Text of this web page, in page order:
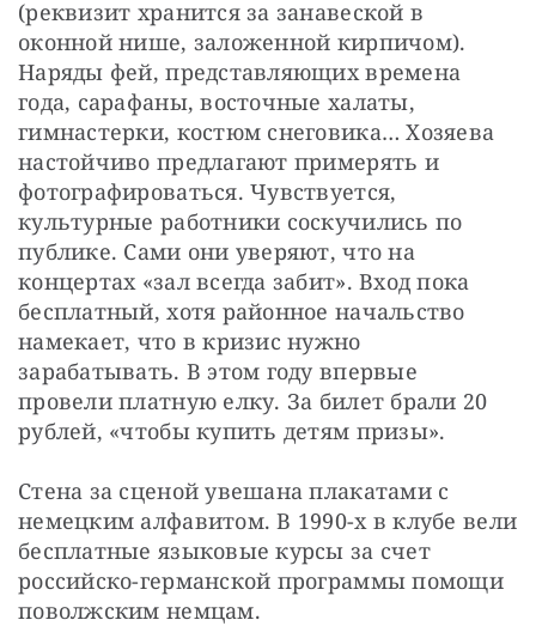
(реквизит хранится за занавеской в
оконной нише, заложенной кирпичом).
Наряды фей, представляющих времена
года, сарафаны, восточные халаты,
гимнастерки, костюм снеговика… Хозяева
настойчиво предлагают примерять и
фотографироваться. Чувствуется,
культурные работники соскучились по
публике. Сами они уверяют, что на
концертах «зал всегда забит». Вход пока
бесплатный, хотя районное начальство
намекает, что в кризис нужно
зарабатывать. В этом году впервые
провели платную елку. За билет брали 20
рублей, «чтобы купить детям призы».
Стена за сценой увешана плакатами с
немецким алфавитом. В 1990-х в клубе вели
бесплатные языковые курсы за счет
российско-германской программы помощи
поволжским немцам.